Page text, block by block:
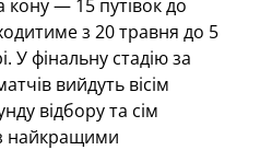
кону — 15 путівок до
з 20 травня до 5
У фінальну стадію за
вийдуть вісім
відбору та сім
найкращими